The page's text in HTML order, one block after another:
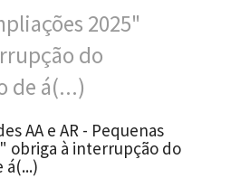
AA e AR - Pequenas
obriga à interrupção do